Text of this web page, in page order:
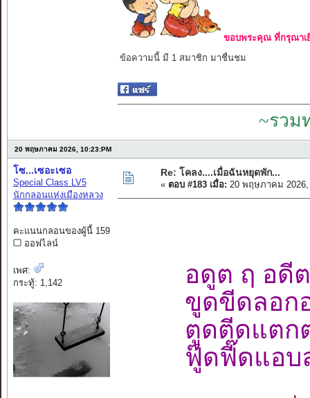
ขอบพระคุณ ที่กรุณาเ
ข้อความนี้ มี 1 สมาชิก มาชื่นชม
~รวม
20 พฤษภาคม 2026, 10:23:PM
โซ...เซอะเซอ
Special Class LV5
นักกลอนแห่งเมืองหลวง
คะแนนกลอนของผู้นี้ 159
ออฟไลน์
เพศ:
กระทู้: 1,142
Re: โคลง....เมื่อฉันหยุดพัก...
« ตอบ #183 เมื่อ: 20 พฤษภาคม 2026,
อดูต ฤ อดี
ขูดขีดลอก
ตูดตีดแตก
ฟู๊ดฟี๊ดแอบ